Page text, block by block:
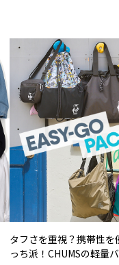
タフさを重視？携帯性
っち派！CHUMSの軽量